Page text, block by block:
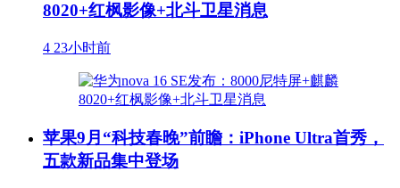
8020+红枫影像+北斗卫星消息
4 23小时前
苹果9月“科技春晚”前瞻：iPhone Ultra首秀，
五款新品集中登场